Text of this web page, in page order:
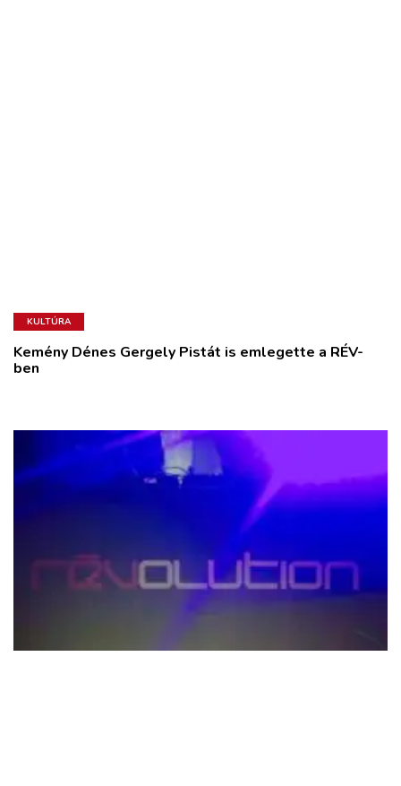
KULTÚRA
Kemény Dénes Gergely Pistát is emlegette a RÉV-
ben